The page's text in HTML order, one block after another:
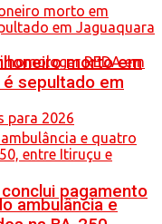
pagamento
morto em
sepultado em
ambulância e